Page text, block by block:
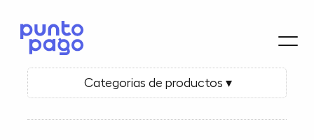
Categorias de productos ▾